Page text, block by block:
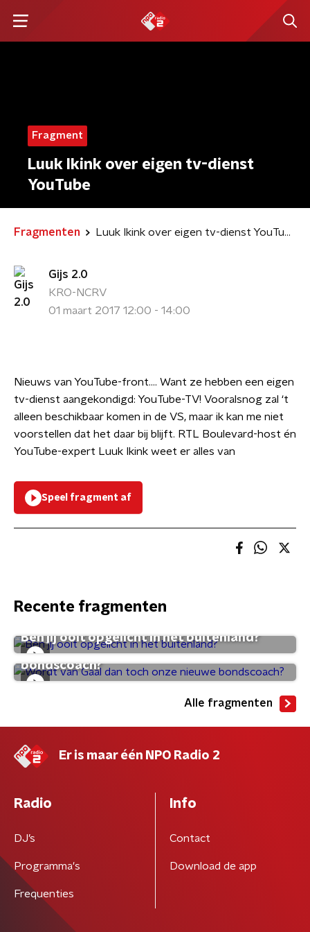
Fragment
Luuk Ikink over eigen tv-dienst
YouTube
Fragmenten Luuk Ikink over eigen tv-dienst YouTube
Gijs 2.0
KRO-NCRV
01 maart 2017 12:00 - 14:00
Nieuws van YouTube-front…. Want ze hebben een eigen
tv-dienst aangekondigd: YouTube-TV! Vooralsnog zal ‘t
alleen beschikbaar komen in de VS, maar ik kan me niet
voorstellen dat het daar bij blijft. RTL Boulevard-host én
YouTube-expert Luuk Ikink weet er alles van
Speel fragment af
Recente fragmenten
Ben jij ooit opgelicht in het buitenland?
Wordt van Gaal dan toch onze nieuwe
bondscoach?
Alle fragmenten
Er is maar één NPO Radio 2
Radio
DJ’s
Programma's
Frequenties
Info
Contact
Download de app